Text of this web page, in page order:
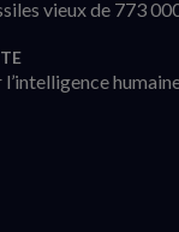
vieux de 773
l’intelligence